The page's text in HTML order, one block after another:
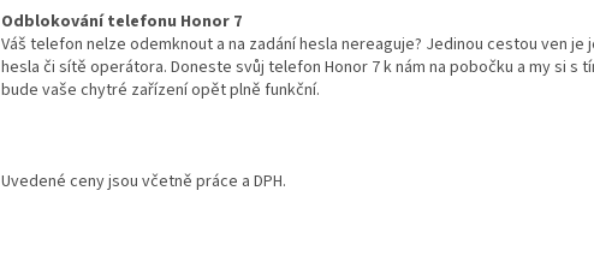
Odblokování telefonu Honor 7
Váš telefon nelze odemknout a na zadání hesla nereaguje? Jedinou cestou ven
hesla či sítě operátora. Doneste svůj telefon Honor 7 k nám na pobočku a my si s
bude vaše chytré zařízení opět plně funkční.
Uvedené ceny jsou včetně práce a DPH.